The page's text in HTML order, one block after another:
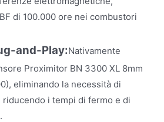
di 100.000 ore nei combustori
and-Play:Nativamente
Proximitor BN 3300 XL 8mm
eliminando la necessità di
i tempi di fermo e di